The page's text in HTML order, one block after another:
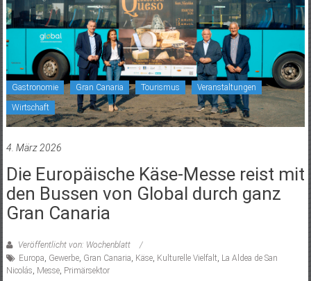
Gastronomie Gran Canaria Tourismus Veranstaltungen
Wirtschaft
4. März 2026
Die Europäische Käse-Messe reist mit
den Bussen von Global durch ganz
Gran Canaria
Veröffentlicht von: Wochenblatt
Europa, Gewerbe, Gran Canaria, Käse, Kulturelle Vielfalt, La Aldea de San
Nicolás, Messe, Primärsektor